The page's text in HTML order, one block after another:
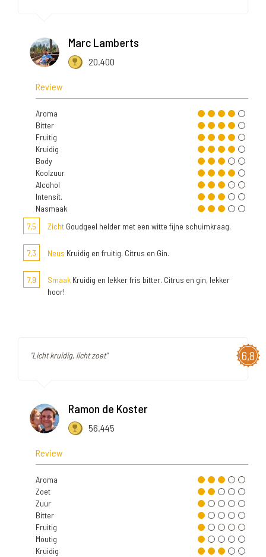
Marc Lamberts
20.400
Review
Aroma
Bitter
Fruitig
Kruidig
Body
Koolzuur
Alcohol
Intensit.
Nasmaak
7,5
Zicht Goudgeel helder met een witte fijne schuimkraag.
7,3 Neus Kruidig en fruitig. Citrus en Gin.
7,9 Smaak Kruidig en lekker fris bitter. Citrus en gin, lekker
hoor!
6,8
"Licht kruidig, licht zoet"
Ramon de Koster
56.445
Review
Aroma
Zoet
Zuur
Bitter
Fruitig
Moutig
Kruidig